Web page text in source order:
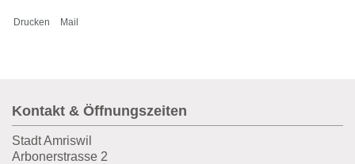
Drucken Mail
Kontakt & Öffnungszeiten
Stadt Amriswil
Arbonerstrasse 2